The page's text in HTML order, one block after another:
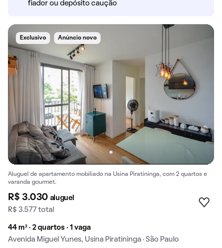
fiador ou depósito caução
Exclusivo Anúncio novo
Aluguel de apartamento mobiliado na Usina Piratininga, com 2 quartos e
varanda gourmet.
R$ 3.030 aluguel
R$ 3.577 total
44 m² · 2 quartos · 1 vaga
Avenida Miguel Yunes, Usina Piratininga · São Paulo